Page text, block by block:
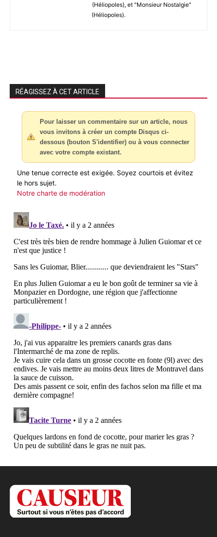
(Héliopoles), et "Monsieur Nostalgie"
(Héliopoles).
RÉAGISSEZ À CET ARTICLE
Pour laisser un commentaire sur un article, nous
vous invitons à créer un compte Disqus ci-
dessous (bouton S'identifier) ou à vous connecter
avec votre compte existant.
Une tenue correcte est exigée. Soyez courtois et évitez
le hors sujet.
Notre charte de modération